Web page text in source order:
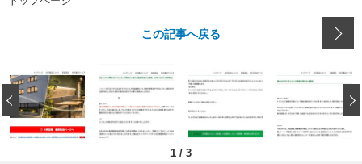
この記事へ戻る
1 / 3
‹